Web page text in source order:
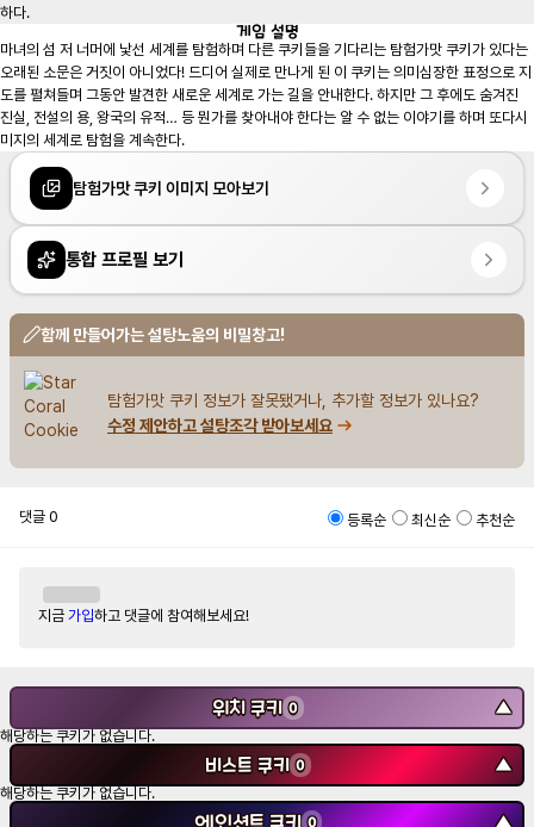
하다.
게임 설명
마녀의 섬 저 너머에 낯선 세계를 탐험하며 다른 쿠키들을 기다리는 탐험가맛 쿠키가 있다는
오래된 소문은 거짓이 아니었다! 드디어 실제로 만나게 된 이 쿠키는 의미심장한 표정으로 지
도를 펼쳐들며 그동안 발견한 새로운 세계로 가는 길을 안내한다. 하지만 그 후에도 숨겨진
진실, 전설의 용, 왕국의 유적… 등 뭔가를 찾아내야 한다는 알 수 없는 이야기를 하며 또다시
미지의 세계로 탐험을 계속한다.
탐험가맛 쿠키 이미지 모아보기
통합 프로필 보기
함께 만들어가는 설탕노움의 비밀창고!
탐험가맛 쿠키 정보가 잘못됐거나, 추가할 정보가 있나요?
수정 제안하고 설탕조각 받아보세요
댓글 0 등록순 최신순 추천순
지금 가입하고 댓글에 참여해보세요!
위치 쿠키 0 ▼
해당하는 쿠키가 없습니다.
비스트 쿠키 0 ▼
해당하는 쿠키가 없습니다.
에인션트 쿠키 0